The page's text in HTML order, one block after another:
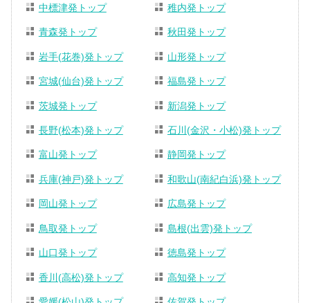
中標津発トップ 稚内発トップ
青森発トップ 秋田発トップ
岩手(花巻)発トップ 山形発トップ
宮城(仙台)発トップ 福島発トップ
茨城発トップ 新潟発トップ
長野(松本)発トップ 石川(金沢・小松)発トップ
富山発トップ 静岡発トップ
兵庫(神戸)発トップ 和歌山(南紀白浜)発トップ
岡山発トップ 広島発トップ
鳥取発トップ 島根(出雲)発トップ
山口発トップ 徳島発トップ
香川(高松)発トップ 高知発トップ